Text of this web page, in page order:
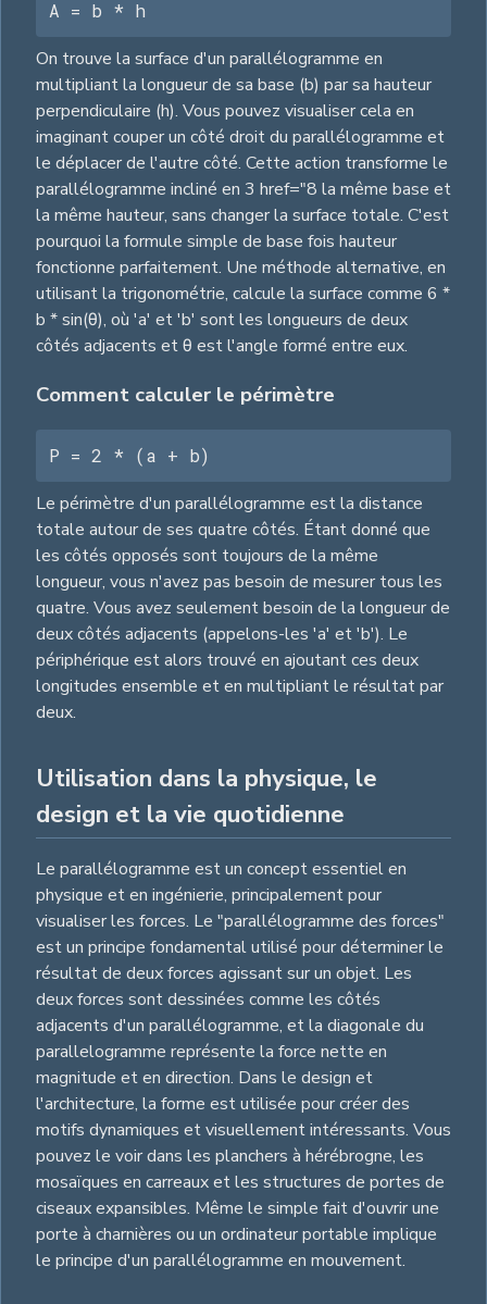
A = b * h
On trouve la surface d'un parallélogramme en
multipliant la longueur de sa base (b) par sa hauteur
perpendiculaire (h). Vous pouvez visualiser cela en
imaginant couper un côté droit du parallélogramme et
le déplacer de l'autre côté. Cette action transforme le
parallélogramme incliné en 3 href="8 la même base et
la même hauteur, sans changer la surface totale. C'est
pourquoi la formule simple de base fois hauteur
fonctionne parfaitement. Une méthode alternative, en
utilisant la trigonométrie, calcule la surface comme 6 *
b * sin(θ), où 'a' et 'b' sont les longueurs de deux
côtés adjacents et θ est l'angle formé entre eux.
Comment calculer le périmètre
P = 2 * (a + b)
Le périmètre d'un parallélogramme est la distance
totale autour de ses quatre côtés. Étant donné que
les côtés opposés sont toujours de la même
longueur, vous n'avez pas besoin de mesurer tous les
quatre. Vous avez seulement besoin de la longueur de
deux côtés adjacents (appelons-les 'a' et 'b'). Le
périphérique est alors trouvé en ajoutant ces deux
longitudes ensemble et en multipliant le résultat par
deux.
Utilisation dans la physique, le
design et la vie quotidienne
Le parallélogramme est un concept essentiel en
physique et en ingénierie, principalement pour
visualiser les forces. Le "parallélogramme des forces"
est un principe fondamental utilisé pour déterminer le
résultat de deux forces agissant sur un objet. Les
deux forces sont dessinées comme les côtés
adjacents d'un parallélogramme, et la diagonale du
parallelogramme représente la force nette en
magnitude et en direction. Dans le design et
l'architecture, la forme est utilisée pour créer des
motifs dynamiques et visuellement intéressants. Vous
pouvez le voir dans les planchers à hérébrogne, les
mosaïques en carreaux et les structures de portes de
ciseaux expansibles. Même le simple fait d'ouvrir une
porte à charnières ou un ordinateur portable implique
le principe d'un parallélogramme en mouvement.